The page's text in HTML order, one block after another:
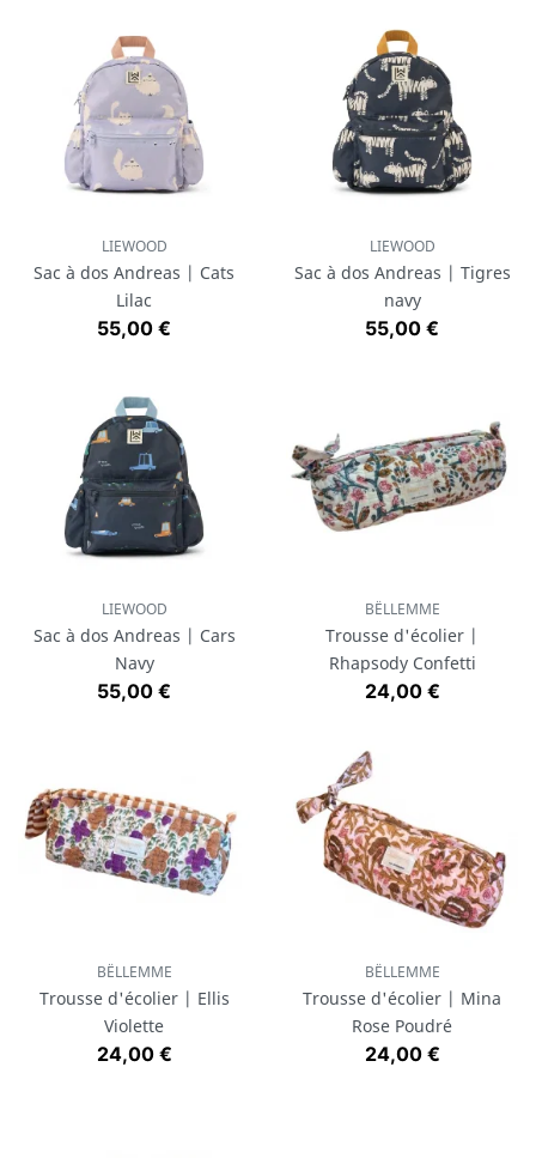
LIEWOOD
Sac à dos Andreas | Cats
Lilac
Prix
55,00 €
LIEWOOD
Sac à dos Andreas | Tigres
navy
Prix
55,00 €
LIEWOOD
Sac à dos Andreas | Cars
Navy
Prix
55,00 €
BËLLEMME
Trousse d'écolier |
Rhapsody Confetti
Prix
24,00 €
BËLLEMME
Trousse d'écolier | Ellis
Violette
Prix
24,00 €
BËLLEMME
Trousse d'écolier | Mina
Rose Poudré
Prix
24,00 €